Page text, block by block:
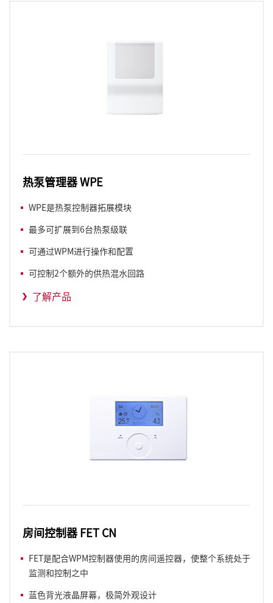
热泵管理器 WPE
WPE是热泵控制器拓展模块
最多可扩展到6台热泵级联
可通过WPM进行操作和配置
可控制2个额外的供热混水回路
了解产品
房间控制器 FET CN
FET是配合WPM控制器使用的房间遥控器，使整个系统处于
监测和控制之中
蓝色背光液晶屏幕，极简外观设计